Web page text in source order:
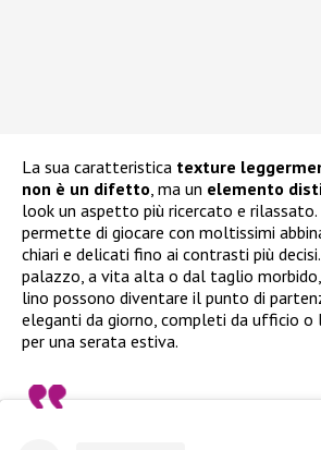
La sua caratteristica texture
non è un difetto , ma un elemento
look un aspetto più ricercato e rilassato.
permette di giocare con moltissimi
chiari e delicati fino ai contrasti più
palazzo, a vita alta o dal taglio
lino possono diventare il punto di
eleganti da giorno, completi da ufficio
per una serata estiva.